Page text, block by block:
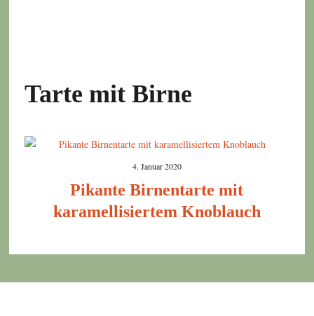
Tarte mit Birne
4. Januar 2020
Pikante Birnentarte mit
karamellisiertem Knoblauch